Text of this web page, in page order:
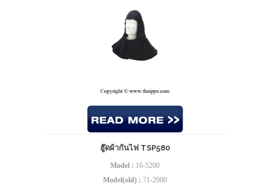
ฮู๊ดผ้ากันไฟ TSP580
Model : 16-5200
Model(old) : 71-2000